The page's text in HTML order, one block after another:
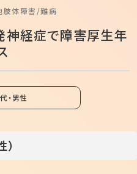
肢体障害 難病
経症で障害厚生年
・男性
）